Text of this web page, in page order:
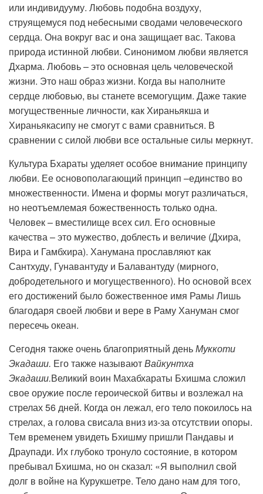
или индивидууму. Любовь подобна воздуху,
струящемуся под небесными сводами человеческого
сердца. Она вокруг вас и она защищает вас. Такова
природа истинной любви. Синонимом любви является
Дхарма. Любовь – это основная цель человеческой
жизни. Это наш образ жизни. Когда вы наполните
сердце любовью, вы станете всемогущим. Даже такие
могущественные личности, как Хираньякша и
Хираньякасипу не смогут с вами сравниться. В
сравнении с силой любви все остальные силы меркнут.
Культура Бхараты уделяет особое внимание принципу
любви. Ее основополагающий принцип –единство во
множественности. Имена и формы могут различаться,
но неотъемлемая божественность только одна.
Человек – вместилище всех сил. Его основные
качества – это мужество, доблесть и величие (Дхира,
Вира и Гамбхира). Ханумана прославляют как
Сантхуду, Гунавантуду и Балавантуду (мирного,
добродетельного и могущественного). Но основой всех
его достижений было божественное имя Рамы Лишь
благодаря своей любви и вере в Раму Хануман смог
пересечь океан.
Сегодня также очень благоприятный деньМуккоти
Экадаши. Его также называютВайкунтха
Экадаши.Великий воин Махабхараты Бхишма сложил
свое оружие после героической битвы и возлежал на
стрелах 56 дней. Когда он лежал, его тело покоилось на
стрелах, а голова свисала вниз из-за отсутствии опоры.
Тем временем увидеть Бхишму пришли Пандавы и
Драупади. Их глубоко тронуло состояние, в котором
пребывал Бхишма, но он сказал: «Я выполнил свой
долг в войне на Курукшетре. Тело дано нам для того,